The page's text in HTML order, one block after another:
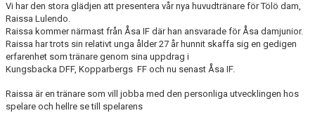
Vi har den stora glädjen att presentera vår nya huvudtränare för Tölö dam,
Raissa Lulendo.
Raissa kommer närmast från Åsa IF där han ansvarade för Åsa damjunior.
Raissa har trots sin relativt unga ålder 27 år hunnit skaffa sig en gedigen
erfarenhet som tränare genom sina uppdrag i
Kungsbacka DFF, Kopparbergs FF och nu senast Åsa IF.
Raissa är en tränare som vill jobba med den personliga utvecklingen hos
spelare och hellre se till spelarens